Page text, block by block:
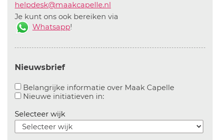
helpdesk@maakcapelle.nl
Je kunt ons ook bereiken via
Whatsapp!
Nieuwsbrief
Belangrijke informatie over Maak CapelleAanvinken
Nieuwe initiatieven in:Aanvinken om informatie over
Selecteer wijk